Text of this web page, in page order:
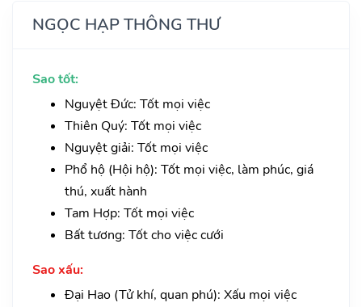
NGỌC HẠP THÔNG THƯ
Sao tốt:
Nguyệt Đức: Tốt mọi việc
Thiên Quý: Tốt mọi việc
Nguyệt giải: Tốt mọi việc
Phổ hộ (Hội hộ): Tốt mọi việc, làm phúc, giá
thú, xuất hành
Tam Hợp: Tốt mọi việc
Bất tương: Tốt cho việc cưới
Sao xấu:
Đại Hao (Tử khí, quan phú): Xấu mọi việc